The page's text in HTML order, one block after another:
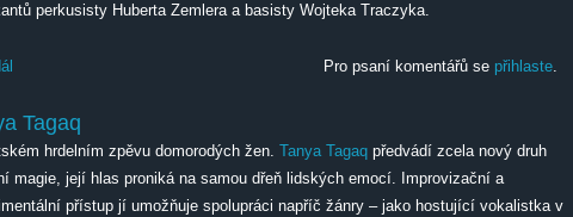
perkusisty Huberta Zemlera a basisty Wojteka Traczyka.
Pro psaní komentářů se přihlaste.
Tagaq
hrdelním zpěvu domorodých žen. Tanya Tagaq předvádí zcela nový druh
magie, její hlas proniká na samou dřeň lidských emocí. Improvizační a
přístup jí umožňuje spolupráci napříč žánry – jako hostující vokalistka v